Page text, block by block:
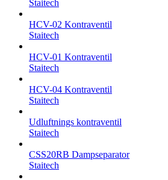
Staitech
HCV-02 Kontraventil
Staitech
HCV-01 Kontraventil
Staitech
HCV-04 Kontraventil
Staitech
Udluftnings kontraventil
Staitech
CSS20RB Dampseparator
Staitech